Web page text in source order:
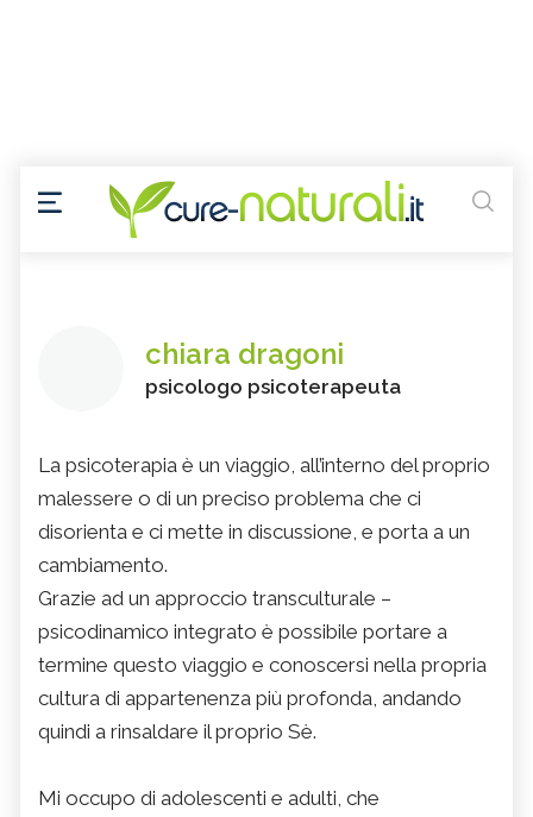
chiara dragoni
psicologo psicoterapeuta
La psicoterapia è un viaggio, all’interno del proprio
malessere o di un preciso problema che ci
disorienta e ci mette in discussione, e porta a un
cambiamento.
Grazie ad un approccio transculturale –
psicodinamico integrato è possibile portare a
termine questo viaggio e conoscersi nella propria
cultura di appartenenza più profonda, andando
quindi a rinsaldare il proprio Sè.
Mi occupo di adolescenti e adulti, che